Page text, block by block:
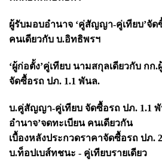
ผู้รับมอบอำนาจ ‘คู่สัญญา-คู่เทียบ’จัด
คนเดียวกับ บ.อิทธิพรฯ
‘ผู้ก่อตั้ง’คู่เทียบ นามสกุลเดียวกับ
จัดซื้อรถ ปภ. 1.1 พันล.
บ.คู่สัญญา-คู่เทียบ จัดซื้อรถ ปภ. 1.1
อำนาจ’จดทะเบียน คนเดียวกัน
เบื้องหลังประกวดราคาจัดซื้อรถ ปภ.
บ.ท็อปเบส์ทชนะ - คู่เทียบรายเดียว